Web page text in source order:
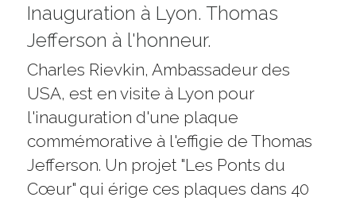
Inauguration à Lyon. Thomas
Jefferson à l'honneur.
Charles Rievkin, Ambassadeur des
USA, est en visite à Lyon pour
l'inauguration d'une plaque
commémorative à l'effigie de Thomas
Jefferson. Un projet "Les Ponts du
Cœur" qui érige ces plaques dans 40